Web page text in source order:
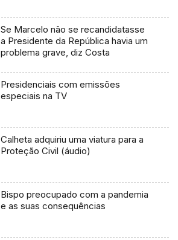
Se Marcelo não se recandidatasse
a Presidente da República havia um
problema grave, diz Costa
Presidenciais com emissões
especiais na TV
Calheta adquiriu uma viatura para a
Proteção Civil (áudio)
Bispo preocupado com a pandemia
e as suas consequências